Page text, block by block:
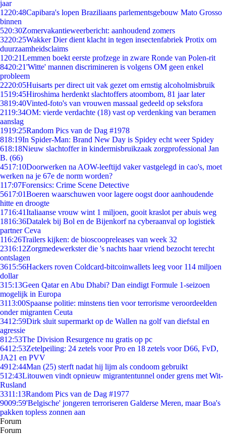
jaar
1220:48Capibara's lopen Braziliaans parlementsgebouw Mato Grosso
binnen
520:30Zomervakantieweerbericht: aanhoudend zomers
3220:25Wakker Dier dient klacht in tegen insectenfabriek Protix om
duurzaamheidsclaims
1 20:21Lemmen boekt eerste profzege in zware Ronde van Polen-rit
8420:21'Witte' mannen discrimineren is volgens OM geen enkel
probleem
2220:05Huisarts per direct uit vak gezet om ernstig alcoholmisbruik
1519:45Hiroshima herdenkt slachtoffers atoombom, 81 jaar later
3819:40Vinted-foto's van vrouwen massaal gedeeld op seksfora
2119:34OM: vierde verdachte (18) vast op verdenking van beramen
aanslag
1919:25Random Pics van de Dag #1978
818:19In Spider-Man: Brand New Day is Spidey echt weer Spidey
618:18Nieuw slachtoffer in kindermisbruikzaak zorgprofessional Jan
B. (66)
4517:10Doorwerken na AOW-leeftijd vaker vastgelegd in cao's, moet
werken na je 67e de norm worden?
117:07Forensics: Crime Scene Detective
5617:01Boeren waarschuwen voor lagere oogst door aanhoudende
hitte en droogte
1716:41Italiaanse vrouw wint 1 miljoen, gooit kraslot per abuis weg
1816:36Datalek bij Bol en de Bijenkorf na cyberaanval op logistiek
partner Ceva
116:26Trailers kijken: de bioscoopreleases van week 32
2316:12Zorgmedewerkster die 's nachts haar vriend bezocht terecht
ontslagen
3615:56Hackers roven Coldcard-bitcoinwallets leeg voor 114 miljoen
dollar
315:13Geen Qatar en Abu Dhabi? Dan eindigt Formule 1-seizoen
mogelijk in Europa
3113:00Spaanse politie: minstens tien voor terrorisme veroordeelden
onder migranten Ceuta
3412:59Dirk sluit supermarkt op de Wallen na golf van diefstal en
agressie
812:53The Division Resurgence nu gratis op pc
6412:53Zetelpeiling: 24 zetels voor Pro en 18 zetels voor D66, FvD,
JA21 en PVV
4912:44Man (25) sterft nadat hij lijm als condoom gebruikt
512:43Litouwen vindt opnieuw migrantentunnel onder grens met Wit-
Rusland
3311:13Random Pics van de Dag #1977
9009:59'Belgische' jongeren terroriseren Galderse Meren, maar Boa's
pakken topless zonnen aan
Forum
Forum